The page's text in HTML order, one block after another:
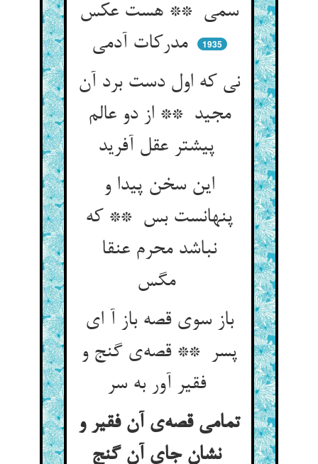
سمی ** هست عکس
مدرکات آدمی
1935
نی که اول دست برد آن
مجید ** از دو عالم
این سخن پیدا و
پنهانست بس ** که
نباشد محرم عنقا
مگس
باز سوی قصه باز آ ای
پسر ** قصه‌ی گنج و
فقیر آور به سر
تمامی قصه‌ی آن فقیر و
نشان جای آن گنج